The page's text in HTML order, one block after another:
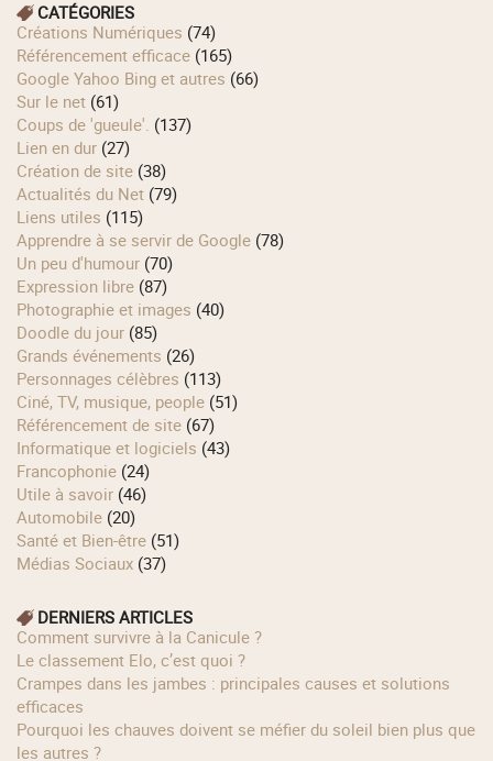
CATÉGORIES
Créations Numériques (74)
Référencement efficace (165)
Google Yahoo Bing et autres (66)
Sur le net (61)
Coups de 'gueule'. (137)
Lien en dur (27)
Création de site (38)
Actualités du Net (79)
Liens utiles (115)
Apprendre à se servir de Google (78)
Un peu d'humour (70)
Expression libre (87)
Photographie et images (40)
Doodle du jour (85)
Grands événements (26)
Personnages célèbres (113)
Ciné, TV, musique, people (51)
Référencement de site (67)
Informatique et logiciels (43)
Francophonie (24)
Utile à savoir (46)
Automobile (20)
Santé et Bien-être (51)
Médias Sociaux (37)
DERNIERS ARTICLES
Comment survivre à la Canicule ?
Le classement Elo, c’est quoi ?
Crampes dans les jambes : principales causes et solutions
efficaces
Pourquoi les chauves doivent se méfier du soleil bien plus que
les autres ?